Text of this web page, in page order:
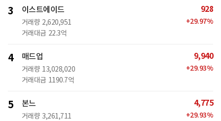
3 이스트에이드
거래량 2,620,951
거래대금 22.3억
928
+29.97%
4 매드업
거래량 13,028,020
거래대금 1190.7억
9,940
+29.93%
5 본느
거래량 3,261,711
4,775
+29.93%